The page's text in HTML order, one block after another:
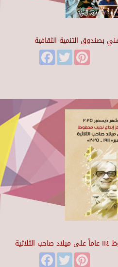
بصندوق التنمية الثقافية
FacebookTwitter
FacebookTwitter